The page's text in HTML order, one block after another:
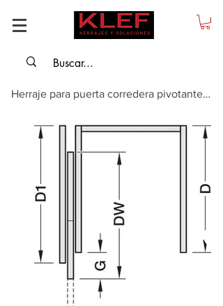
Herraje para puerta corredera pivotante, Häfele Slido F-Park72 30F. para altu...